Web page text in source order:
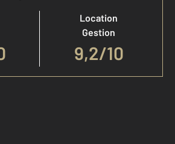
Location
Gestion
9,2/10